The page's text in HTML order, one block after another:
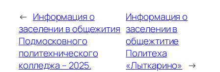
← Информация о
заселении в общежития
Подмосковного
политехнического
колледжа – 2025.
Информация о
заселении в
общежтитие
Политеха
«Лыткарино» →